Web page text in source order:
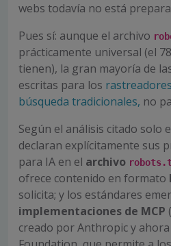
webs todavía no está
Pues sí: aunque el archivo
prácticamente universal (el
tienen), la gran mayoría de
escritas para los
búsqueda tradicionales, no
Según el análisis citado solo
declaran explícitamente sus
para IA en el archivo
ofrece contenido en formato
solicita; y los estándares
implementaciones de MCP
creado por Anthropic y